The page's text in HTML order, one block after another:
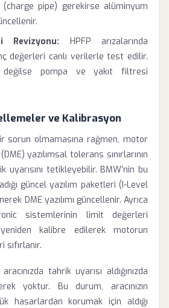
pipe) gerekirse alüminyum
Revizyonu: HPFP arızalarında
değerleri canlı verilerle test edilir.
değilse pompa ve yakıt filtresi
ve Kalibrasyon
sorun olmamasına rağmen, motor
yazılımsal tolerans sınırlarının
uyarısını tetikleyebilir. BMW’nin bu
güncel yazılım paketleri (I-Level
DME yazılımı güncellenir. Ayrıca
sistemlerinin limit değerleri
kalibre edilerek motorun
tahrik uyarısı aldığınızda
yoktur. Bu durum, aracınızın
hasarlardan korumak için aldığı